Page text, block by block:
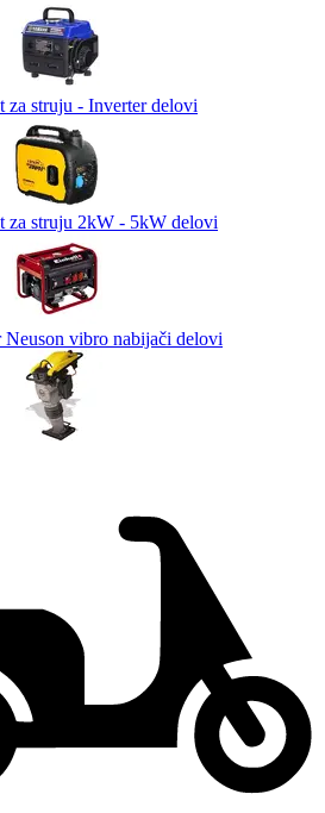
za struju - Inverter delovi
za struju 2kW - 5kW delovi
Neuson vibro nabijači delovi